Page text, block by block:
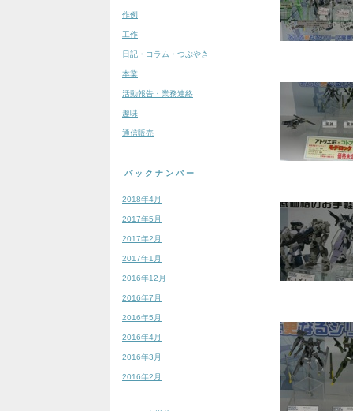
作例
工作
日記・コラム・つぶやき
本業
活動報告・業務連絡
趣味
通信販売
バックナンバー
2018年4月
2017年5月
2017年2月
2017年1月
2016年12月
2016年7月
2016年5月
2016年4月
2016年3月
2016年2月